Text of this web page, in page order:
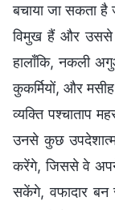
बचाया जा सकता
विमुख हैं और उससे
हालाँकि, नकली
कुकर्मियों, और
व्यक्ति पश्चाताप
उनसे कुछ
करेंगे, जिससे वे अपने
सकेंगे, वफादार बन